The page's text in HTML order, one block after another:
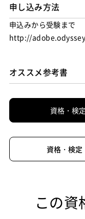
申し込み方法
申込みから受験まで
http://
オススメ参考書
資格・検
資格・検定
この資